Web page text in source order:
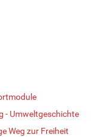
- Umweltgeschichte
Weg zur Freiheit